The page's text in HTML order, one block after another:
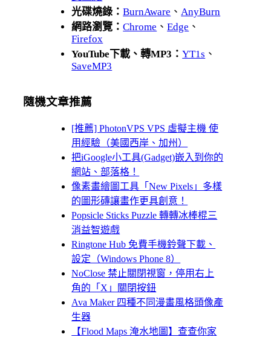
光碟燒錄：BurnAware 、 AnyBurn
網路瀏覽：Chrome 、Edge 、
Firefox
YouTube下載、轉MP3：YT1s 、
SaveMP3
隨機文章推薦
[推薦] PhotonVPS VPS 虛擬主機 使
用經驗（美國西岸、加州）
把iGoogle小工具(Gadget)嵌入到你的
網站、部落格！
像素畫繪圖工具「New Pixels」多樣
的圖形磚讓畫作更具創意！
Popsicle Sticks Puzzle 轉轉冰棒棍三
消益智遊戲
Ringtone Hub 免費手機鈴聲下載、
設定（Windows Phone 8）
NoClose 禁止關閉視窗，停用右上
角的「X」關閉按鈕
Ava Maker 四種不同漫畫風格頭像產
生器
【Flood Maps 淹水地圖】查查你家